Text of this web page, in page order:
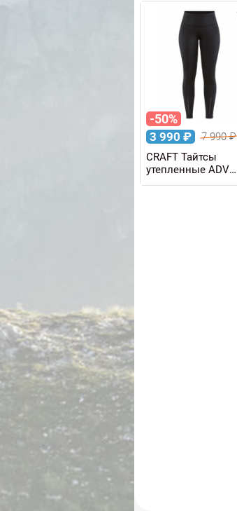
-50%
3 990 ₽ 7 990₽
CRAFT Тайтсы
утепленные ADV
ESSENCE WARM